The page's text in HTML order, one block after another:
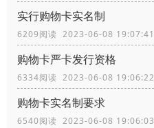
实行购物卡实名制
6209阅读 2023-06-08 19:07:41
购物卡严卡发行资格
6334阅读 2023-06-08 19:06:22
购物卡实名制要求
6540阅读 2023-06-08 19:06:03